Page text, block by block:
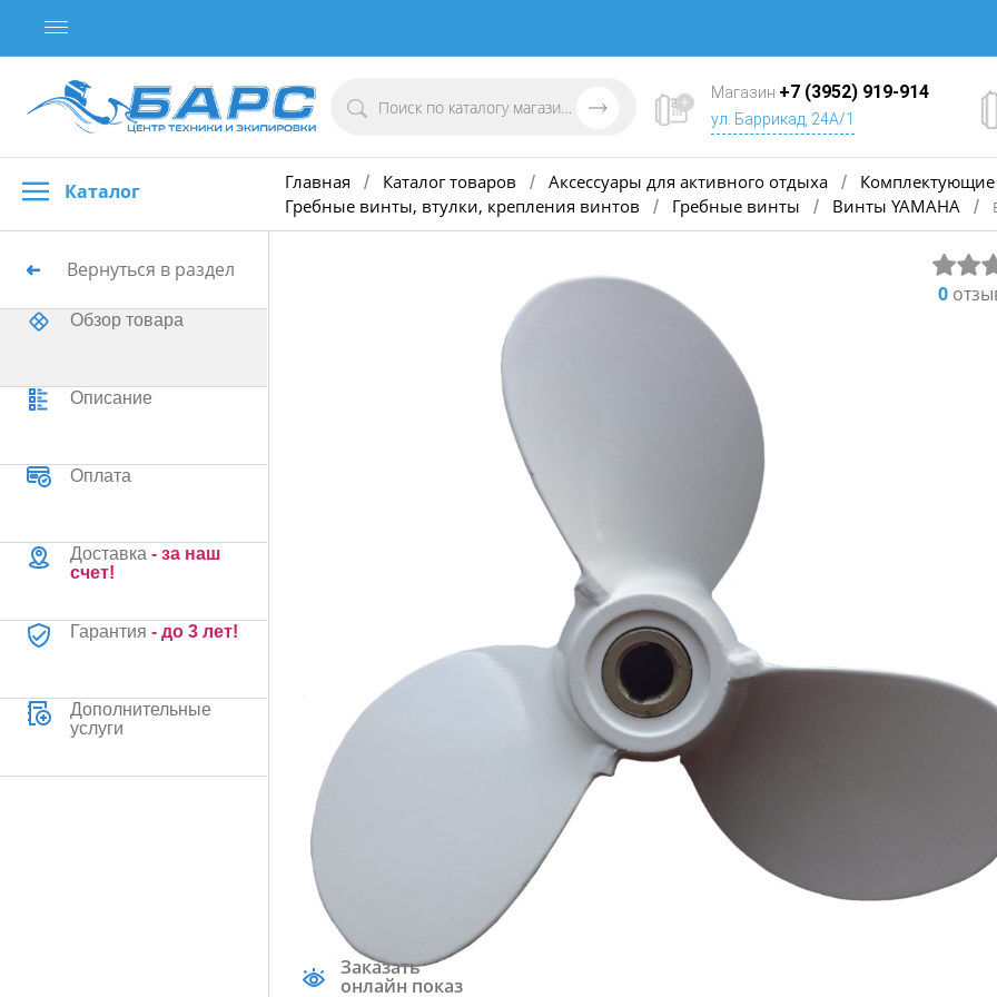
Магазин +7 (3952) 919-914
ул. Баррикад, 24А/1
Каталог Главная / Каталог товаров / Аксессуары для активного отдыха /
Гребные винты, втулки, крепления винтов
/ Гребные винты / Винты YAMAHA /
Вернуться в раздел
Обзор товара
Описание
Оплата
Доставка - за наш
счет!
Гарантия - до 3 лет!
Дополнительные
услуги
0
Заказать
онлайн показ